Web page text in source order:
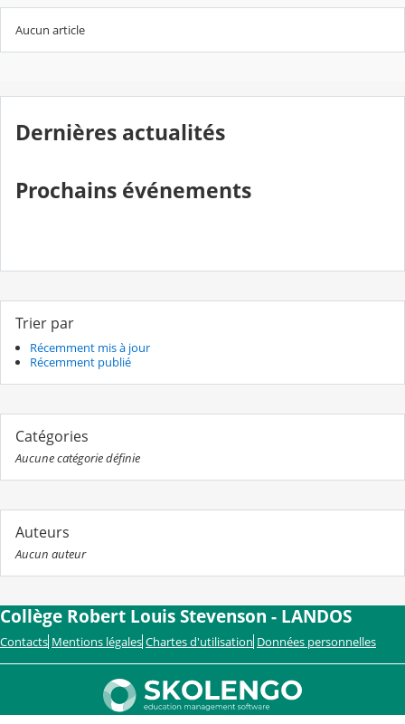
Aucun article
Dernières actualités
Prochains événements
Trier par
Récemment mis à jour
Récemment publié
Catégories
Aucune catégorie définie
Auteurs
Aucun auteur
Collège Robert Louis Stevenson - LANDOS
Contacts Mentions légales Chartes d'utilisation Données personnelles